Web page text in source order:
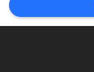
PRIVACY
POLICY